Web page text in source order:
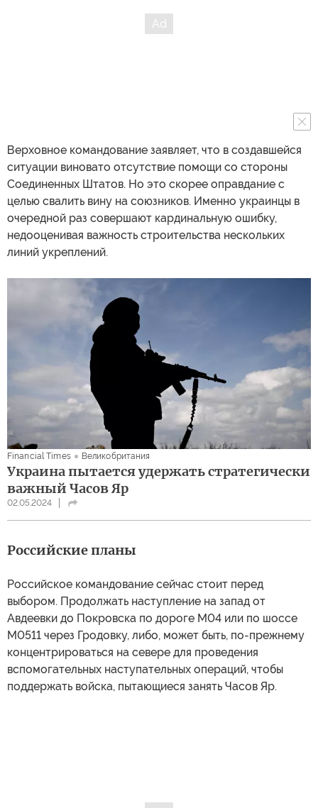
Верховное командование заявляет, что в создавшейся
ситуации виновато отсутствие помощи со стороны
Соединенных Штатов. Но это скорее оправдание с
целью свалить вину на союзников. Именно украинцы в
очередной раз совершают кардинальную ошибку,
недооценивая важность строительства нескольких
линий укреплений.
Financial Times Великобритания
Украина пытается удержать стратегически
важный Часов Яр
02.05.2024
Российские планы
Российское командование сейчас стоит перед
выбором. Продолжать наступление на запад от
Авдеевки до Покровска по дороге М04 или по шоссе
М0511 через Гродовку, либо, может быть, по-прежнему
концентрироваться на севере для проведения
вспомогательных наступательных операций, чтобы
поддержать войска, пытающиеся занять Часов Яр.